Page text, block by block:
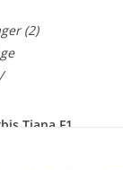
(2)
Tiana F1